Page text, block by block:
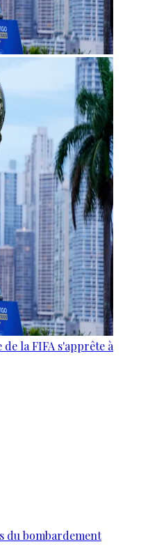
la FIFA s'apprête à
du bombardement